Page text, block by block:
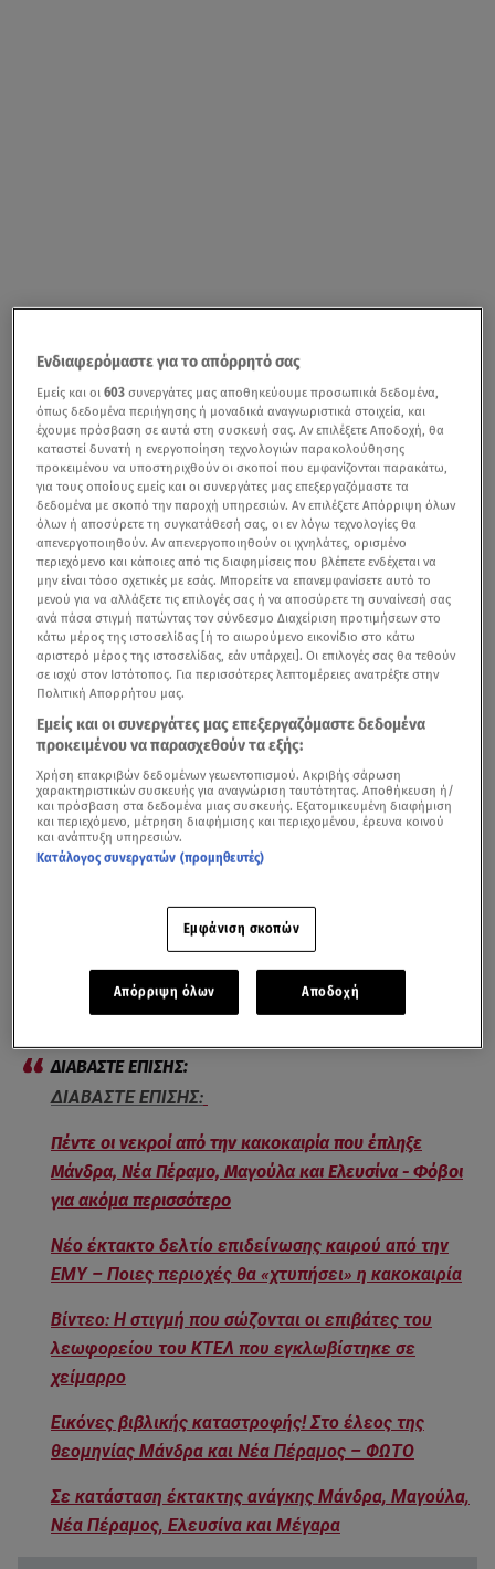
Σοκάρουν οι πρώτες εικόνες μετά την απίστευτη
τραγωδία που ζει από τα ξημερώματα της Τετάρτης η
Οι φωτογρφίες από την περιοχήκόβουν την ανάσα
καθώς λόγω της θεομηνίαςτουλάχιστον 14 άνθρωποι
έχασαν τη ζωή τους, ενώ υπάρχει φόβος για
περισσότερους νεκρούς.
ΔΙΑΒΑΣΤΕ ΕΠΙΣΗΣ:
Πέντε οι νεκροί από την κακοκαιρία που έπληξε
Μάνδρα, Νέα Πέραμο, Μαγούλα και Ελευσίνα - Φόβοι
για ακόμα περισσότερο
Νέο έκτακτο δελτίο επιδείνωσης καιρού από την
ΕΜΥ – Ποιες περιοχές θα «χτυπήσει» η κακοκαιρία
Βίντεο: Η στιγμή που σώζονται οι επιβάτες του
λεωφορείου του ΚΤΕΛ που εγκλωβίστηκε σε
χείμαρρο
Εικόνες βιβλικής καταστροφής! Στο έλεος της
θεομηνίας Μάνδρα και Νέα Πέραμος – ΦΩΤΟ
Σε κατάσταση έκτακτης ανάγκης Μάνδρα, Μαγούλα,
Νέα Πέραμος, Ελευσίνα και Μέγαρα
Ενδιαφερόμαστε για το απόρρητό σας
Εμείς και οι603 συνεργάτες μας αποθηκεύουμε προσωπικά δεδομένα,
όπως δεδομένα περιήγησης ή μοναδικά αναγνωριστικά στοιχεία, και
έχουμε πρόσβαση σε αυτά στη συσκευή σας. Αν επιλέξετε Αποδοχή, θα
καταστεί δυνατή η ενεργοποίηση τεχνολογιών παρακολούθησης
προκειμένου να υποστηριχθούν οι σκοποί που εμφανίζονται παρακάτω,
για τους οποίους εμείς και οι συνεργάτες μας επεξεργαζόμαστε τα
δεδομένα με σκοπό την παροχή υπηρεσιών. Αν επιλέξετε Απόρριψη όλων
όλων ή αποσύρετε τη συγκατάθεσή σας, οι εν λόγω τεχνολογίες θα
απενεργοποιηθούν. Αν απενεργοποιηθούν οι ιχνηλάτες, ορισμένο
περιεχόμενο και κάποιες από τις διαφημίσεις που βλέπετε ενδέχεται να
μην είναι τόσο σχετικές με εσάς. Μπορείτε να επανεμφανίσετε αυτό το
μενού για να αλλάξετε τις επιλογές σας ή να αποσύρετε τη συναίνεσή σας
ανά πάσα στιγμή πατώντας τον σύνδεσμο Διαχείριση προτιμήσεων στο
κάτω μέρος της ιστοσελίδας [ή το αιωρούμενο εικονίδιο στο κάτω
αριστερό μέρος της ιστοσελίδας, εάν υπάρχει]. Οι επιλογές σας θα τεθούν
σε ισχύ στον Ιστότοπος. Για περισσότερες λεπτομέρειες ανατρέξτε στην
Πολιτική Απορρήτου μας.
Εμείς και οι συνεργάτες μας επεξεργαζόμαστε δεδομένα
προκειμένου να παρασχεθούν τα εξής:
Χρήση επακριβών δεδομένων γεωεντοπισμού. Ακριβής σάρωση
χαρακτηριστικών συσκευής για αναγνώριση ταυτότητας. Αποθήκευση ή/
και πρόσβαση στα δεδομένα μιας συσκευής. Εξατομικευμένη διαφήμιση
και περιεχόμενο, μέτρηση διαφήμισης και περιεχομένου, έρευνα κοινού
και ανάπτυξη υπηρεσιών.
Κατάλογος συνεργατών (προμηθευτές)
Εμφάνιση σκοπών
Απόρριψη όλων Αποδοχή